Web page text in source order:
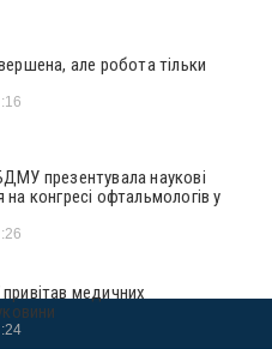
але робота тільки
презентувала наукові
конгресі офтальмологів у
медичних